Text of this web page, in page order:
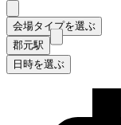
会場タイプを選ぶ
郡元駅
日時を選ぶ